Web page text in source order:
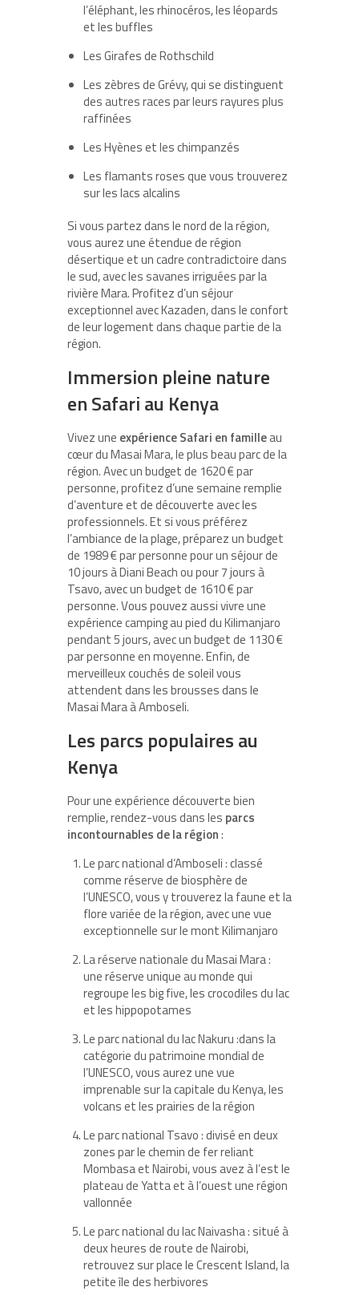
l’éléphant, les rhinocéros, les léopards
et les buffles
Les Girafes de Rothschild
Les zèbres de Grévy, qui se distinguent
des autres races par leurs rayures plus
raffinées
Les Hyènes et les chimpanzés
Les flamants roses que vous trouverez
sur les lacs alcalins
Si vous partez dans le nord de la région,
vous aurez une étendue de région
désertique et un cadre contradictoire dans
le sud, avec les savanes irriguées par la
rivière Mara. Profitez d’un séjour
exceptionnel avec Kazaden, dans le confort
de leur logement dans chaque partie de la
région.
Immersion pleine nature
en Safari au Kenya
Vivez une expérience Safari en familleau
cœur du Masai Mara, le plus beau parc de la
région. Avec un budget de 1620 € par
personne, profitez d’une semaine remplie
d’aventure et de découverte avec les
professionnels. Et si vous préférez
l’ambiance de la plage, préparez un budget
de 1989 € par personne pour un séjour de
10 jours à Diani Beach ou pour 7 jours à
Tsavo, avec un budget de 1610 € par
personne. Vous pouvez aussi vivre une
expérience camping au pied du Kilimanjaro
pendant 5 jours, avec un budget de 1130 €
par personne en moyenne. Enfin, de
merveilleux couchés de soleil vous
attendent dans les brousses dans le
Masai Mara à Amboseli.
Les parcs populaires au
Kenya
Pour une expérience découverte bien
remplie, rendez-vous dans les parcs
incontournables de la région:
Le parc national d’Amboseli : classé
comme réserve de biosphère de
l’UNESCO, vous y trouverez la faune et la
flore variée de la région, avec une vue
exceptionnelle sur le mont Kilimanjaro
La réserve nationale du Masai Mara :
une réserve unique au monde qui
regroupe les big five, les crocodiles du lac
et les hippopotames
Le parc national du lac Nakuru :dans la
catégorie du patrimoine mondial de
l’UNESCO, vous aurez une vue
imprenable sur la capitale du Kenya, les
volcans et les prairies de la région
Le parc national Tsavo : divisé en deux
zones par le chemin de fer reliant
Mombasa et Nairobi, vous avez à l’est le
plateau de Yatta et à l’ouest une région
vallonnée
Le parc national du lac Naivasha : situé à
deux heures de route de Nairobi,
retrouvez sur place le Crescent Island, la
petite île des herbivores